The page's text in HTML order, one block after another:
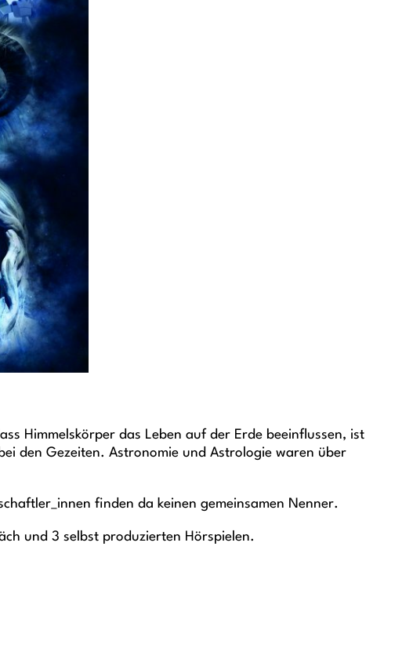
Himmelskörper das Leben auf der Erde beeinflussen, ist
den Gezeiten. Astronomie und Astrologie waren über
finden da keinen gemeinsamen Nenner.
und 3 selbst produzierten Hörspielen.